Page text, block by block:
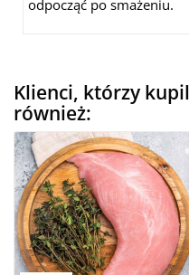
odpocząć po smażeniu.
Klienci, którzy
również: